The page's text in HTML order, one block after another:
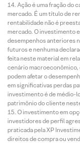
Ação é uma fração do
mercado. É um título de
rentabilidade não é
mercado. O investimento
desempenhos anteriores
futuros e nenhuma
feita neste material em
cenário macroeconômico,
podem afetar o
em significativas perdas
investimento é de médio-
patrimônio do cliente
O investimento em
investidores de perfil
praticada pela XP
direitos de compra ou